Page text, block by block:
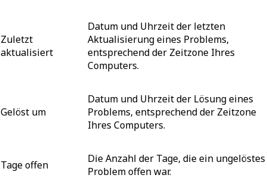
Zuletzt
aktualisiert
Datum und Uhrzeit der letzten
Aktualisierung eines Problems,
entsprechend der Zeitzone Ihres
Computers.
Gelöst um
Datum und Uhrzeit der Lösung eines
Problems, entsprechend der Zeitzone
Ihres Computers.
Tage offen
Die Anzahl der Tage, die ein ungelöstes
Problem offen war.